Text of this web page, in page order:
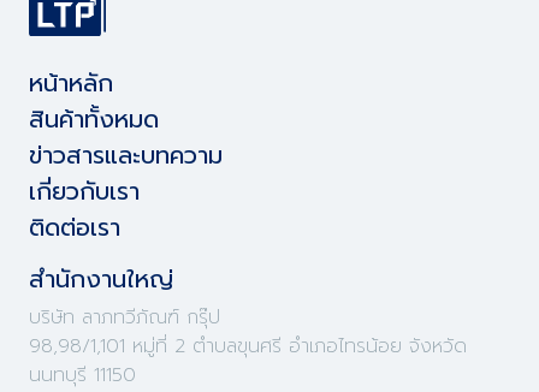
หน้าหลัก
สินค้าทั้งหมด
ข่าวสารและบทความ
เกี่ยวกับเรา
ติดต่อเรา
สำนักงานใหญ่
บริษัท ลาภทวีภัณฑ์ กรุ๊ป
98,98/1,101 หมู่ที่ 2 ตำบลขุนศรี อำเภอไทรน้อย จังหวัด
นนทบุรี 11150